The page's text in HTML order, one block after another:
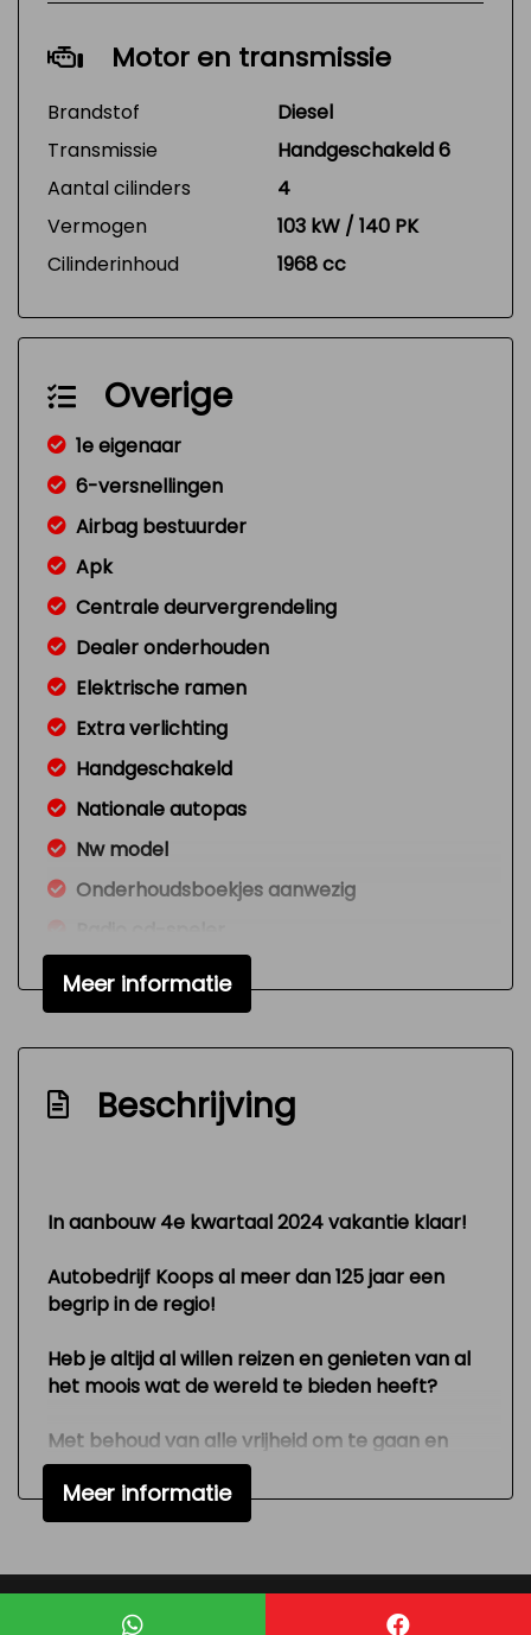
Motor en transmissie
Brandstof
Diesel
Transmissie
Handgeschakeld 6
Aantal cilinders
4
Vermogen
103 kW / 140 PK
Cilinderinhoud
1968 cc
Overige
1e eigenaar
6-versnellingen
Airbag bestuurder
Apk
Centrale deurvergrendeling
Dealer onderhouden
Elektrische ramen
Extra verlichting
Handgeschakeld
Nationale autopas
Nw model
Onderhoudsboekjes aanwezig
Signaal vergeten verlichting
Variable interval ruitenwisser
Versnellingspook op dashboard
Verstelbare (in hoogte) bestuurders stoel
Zeer mooie en technisch goed
Interieur
Airco
Keukenblok
Stuurbekrachtiging
Verstelbare stuurkolom
Exterieur
Buitenspiegels elektrisch verstelbaar
Trekhaak
Zijschuifdeur rechts
Meer informatie
Beschrijving
In aanbouw 4e kwartaal 2024 vakantie klaar!
Autobedrijf Koops al meer dan 125 jaar een
begrip in de regio!
Heb je altijd al willen reizen en genieten van al
het moois wat de wereld te bieden heeft?
Met behoud van alle vrijheid om te gaan en
staan waar je wilt?
Dan is deze KoopsCamp-camper precies wat
je zoekt.
buscamper (4 slaapplaatsen) is gemaakt in
Meer informatie
Mogelijk gemaakt door